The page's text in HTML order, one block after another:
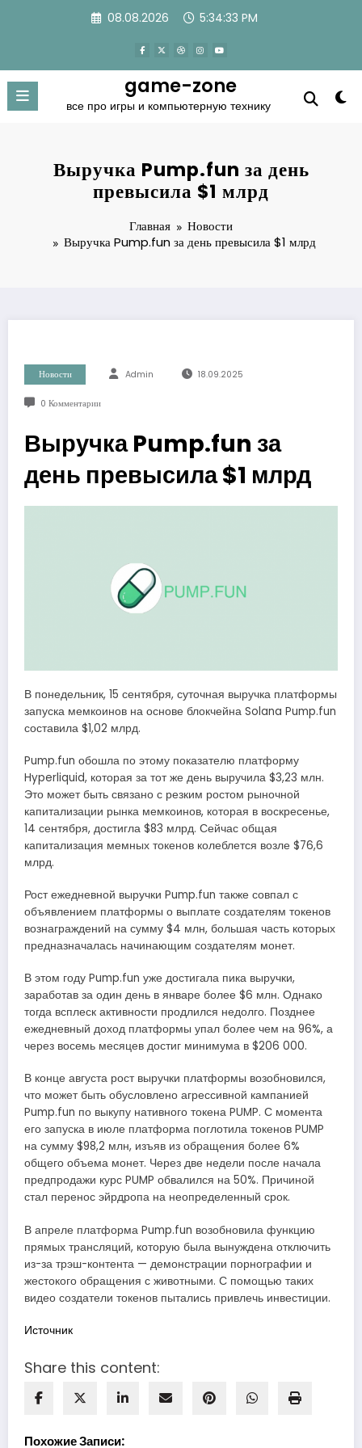
08.08.2026 5:34:33 PM
game-zone
все про игры и компьютерную технику
Выручка Pump.fun за день
превысила $1 млрд
Главная
Новости
Выручка Pump.fun за день превысила $1 млрд
Новости Admin 18.09.2025
0 Комментарии
Выручка Pump.fun за
день превысила $1 млрд
В понедельник, 15 сентября, суточная выручка платформы
запуска мемкоинов на основе блокчейна Solana Pump.fun
составила $1,02 млрд.
Pump.fun обошла по этому показателю платформу
Hyperliquid, которая за тот же день выручила $3,23 млн.
Это может быть связано с резким ростом рыночной
капитализации рынка мемкоинов, которая в воскресенье,
14 сентября, достигла $83 млрд. Сейчас общая
капитализация мемных токенов колеблется возле $76,6
млрд.
Рост ежедневной выручки Pump.fun также совпал с
объявлением платформы о выплате создателям токенов
вознаграждений на сумму $4 млн, большая часть которых
предназначалась начинающим создателям монет.
В этом году Pump.fun уже достигала пика выручки,
заработав за один день в январе более $6 млн. Однако
тогда всплеск активности продлился недолго. Позднее
ежедневный доход платформы упал более чем на 96%, а
через восемь месяцев достиг минимума в $206 000.
В конце августа рост выручки платформы возобновился,
что может быть обусловлено агрессивной кампанией
Pump.fun по выкупу нативного токена PUMP. С момента
его запуска в июле платформа поглотила токенов PUMP
на сумму $98,2 млн, изъяв из обращения более 6%
общего объема монет. Через две недели после начала
предпродажи курс PUMP обвалился на 50%. Причиной
стал перенос эйрдропа на неопределенный срок.
В апреле платформа Pump.fun возобновила функцию
прямых трансляций, которую была вынуждена отключить
из-за трэш-контента — демонстрации порнографии и
жестокого обращения с животными. С помощью таких
видео создатели токенов пытались привлечь инвестиции.
Источник
Share this content:
Похожие Записи: